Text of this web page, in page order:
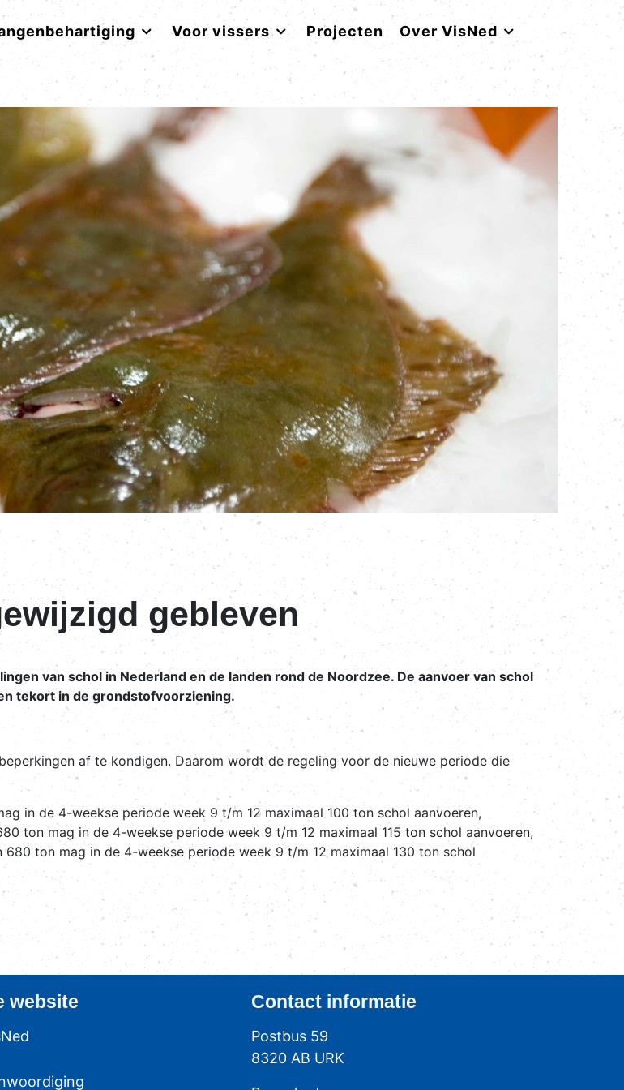
Voor vissers Projecten Over VisNed
gebleven
van schol in Nederland en de landen rond de Noordzee. De aanvoer van schol
tekort in de grondstofvoorziening.
af te kondigen. Daarom wordt de regeling voor de nieuwe periode die
in de 4-weekse periode week 9 t/m 12 maximaal 100 ton schol aanvoeren,
ton mag in de 4-weekse periode week 9 t/m 12 maximaal 115 ton schol aanvoeren,
ton mag in de 4-weekse periode week 9 t/m 12 maximaal 130 ton schol
website Contactinformatie
Postbus 59
8320 AB URK